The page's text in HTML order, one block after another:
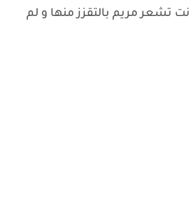
تشعر مريم بالتقزز منها و لم